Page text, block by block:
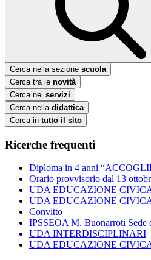
Cerca nella sezione scuola
Cerca tra le novità
Cerca nei servizi
Cerca nella didattica
Cerca in tutto il sito
Ricerche frequenti
Diploma in 4 anni
Orario provvisorio dal 13
UDA EDUCAZIONE
UDA EDUCAZIONE
Convitto
IPSSEOA M. Buonarroti Sede
UDA INTERDISCIPLINARI
UDA EDUCAZIONE